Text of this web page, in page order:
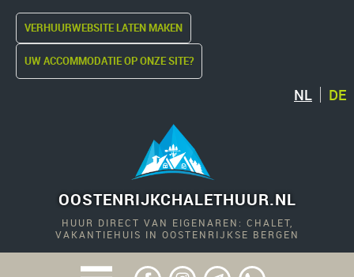
VERHUURWEBSITE LATEN MAKEN
UW ACCOMMODATIE OP ONZE SITE?
NL DE
OOSTENRIJKCHALETHUUR.NL
HUUR DIRECT VAN EIGENAREN: CHALET,
VAKANTIEHUIS IN OOSTENRIJKSE BERGEN